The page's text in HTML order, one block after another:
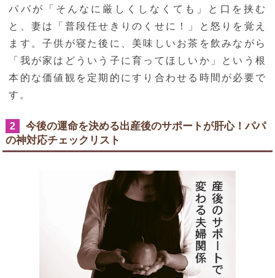
パパが「そんなに厳しくしなくても」と口を挟む
と、妻は「普段任せきりのくせに！」と怒りを覚え
ます。子供が寝た後に、美味しいお茶を飲みながら
「我が家はどういう子に育ってほしいか」という根
本的な価値観を定期的にすり合わせる時間が必要で
す。
2
今後の運命を決める出産後のサポートが肝心！パパ
の神対応チェックリスト